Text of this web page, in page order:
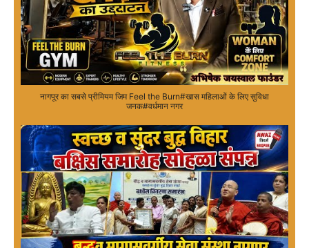
नागपूर का सबसे प्रीमियम जिम Feel the Burn#खास महिलाओं के लिए सुविधा
जनक#वर्धमान नगर